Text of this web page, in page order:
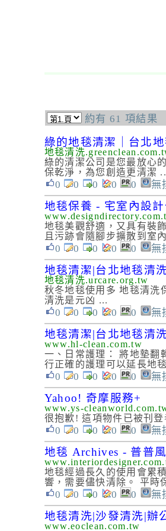
約有 61 項結果
綠的地毯清潔｜台北
地毯清洗
綠的清潔公司是您最放心
保乾淨，為您創造更清潔
0 0 0 0 0 無
地毯保養 - 宅室內設計
地毯美觀舒適，又具有裝
且污跡會隨腳步擴散到室
0 0 0 0 0 無
地毯清潔|台北地毯清
地毯清洗.urcare.org.tw
秋冬地毯使用多 地毯清洗
清洗是元凶 ...
0 0 0 0 0 無
地毯清潔|台北地毯清
www.hl-clean.com.tw
一、日常護理： 將地墊翻
行正確的護理可以延長地
0 0 0 0 0 無
Yahoo! 奇摩服務+
www.ys-
很抱歉! 這項物件已被刊
0 0 0 0 0 無
地毯 Archives - 普普
地毯經過長久的使用會累
響，需要儘快清除。 平時
0 0 0 0 0 無
地毯清洗|沙發清洗|辦
www.eoclean.com.tw